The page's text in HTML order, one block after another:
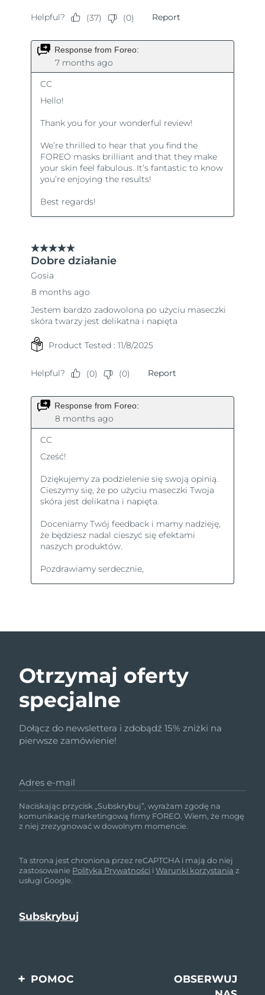
Otrzymaj oferty
specjalne
Dołącz do newslettera i zdobądź 15% zniżki na
pierwsze zamówienie!
Adres e-mail
Naciskając przycisk „Subskrybuj”, wyrażam zgodę na
komunikację marketingową firmy FOREO. Wiem, że mogę
z niej zrezygnować w dowolnym momencie.
Ta strona jest chroniona przez reCAPTCHA i mają do niej
zastosowanie Polityka Prywatności iWarunki korzystania z
usługi Google.
POMOC
OBSERWUJ